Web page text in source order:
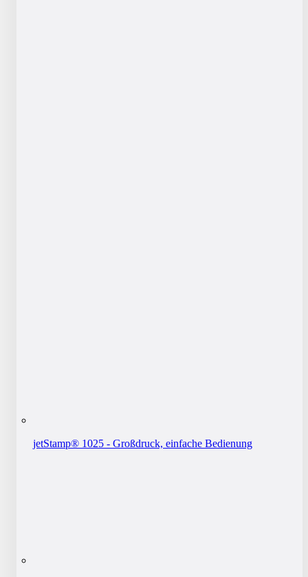
jetStamp® 1025 - Großdruck, einfache Bedienung